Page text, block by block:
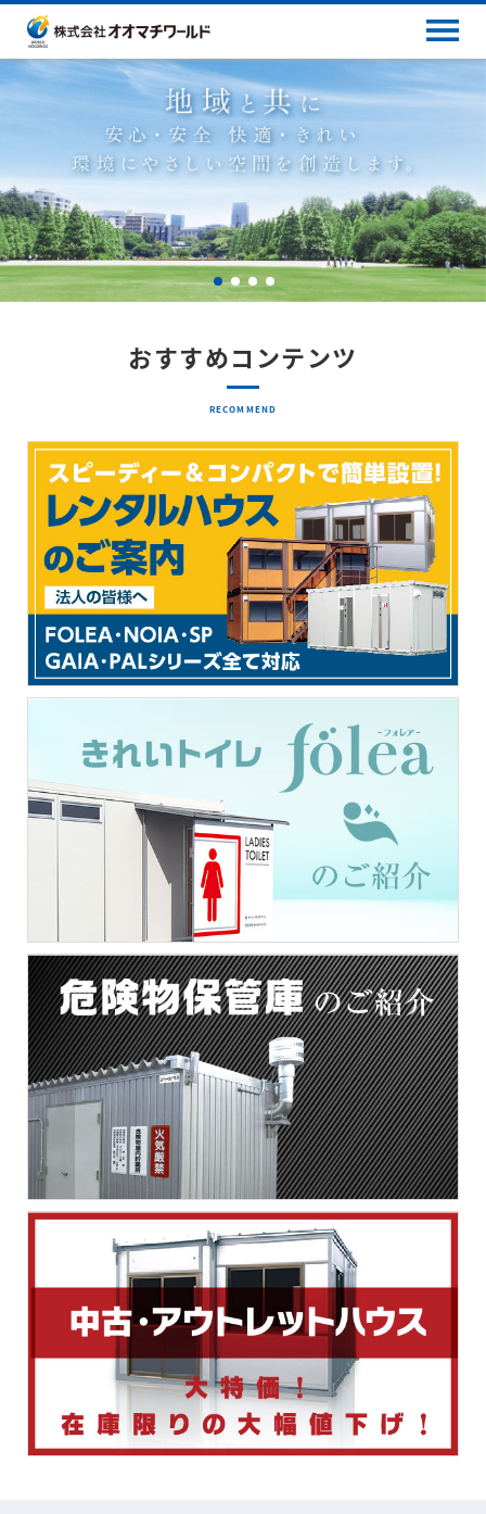
おすすめコンテンツ
RECOMMEND